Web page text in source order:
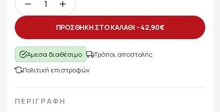
ΠΡΟΣΘΗΚΗ ΣΤΟ ΚΑΛΑΘΙ - 42,90€
Άμεσα διαθέσιμο
Τρόποι αποστολής
Πολιτική επιστροφών
ΠΕΡΙΓΡΑΦΗ